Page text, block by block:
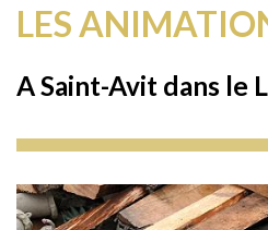
LES
A Saint-Avit dans le